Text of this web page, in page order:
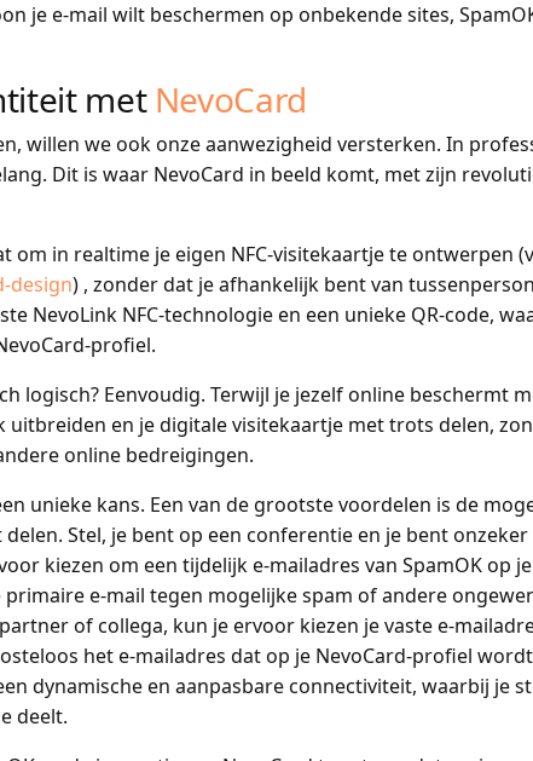
je e-mail wilt beschermen op onbekende sites,
met NevoCard
willen we ook onze aanwezigheid versterken. In
Dit is waar NevoCard in beeld komt, met zijn
om in realtime je eigen NFC-visitekaartje te ontwerpen
design) , zonder dat je afhankelijk bent van
NevoLink NFC-technologie en een unieke QR-code,
profiel.
logisch? Eenvoudig. Terwijl je jezelf online beschermt
uitbreiden en je digitale visitekaartje met trots delen,
online bedreigingen.
unieke kans. Een van de grootste voordelen is de
Stel, je bent op een conferentie en je bent
kiezen om een tijdelijk e-mailadres van SpamOK op je
e-mail tegen mogelijke spam of andere
of collega, kun je ervoor kiezen je vaste e-
het e-mailadres dat op je NevoCard-profiel wordt
dynamische en aanpasbare connectiviteit, waarbij je
deelt.